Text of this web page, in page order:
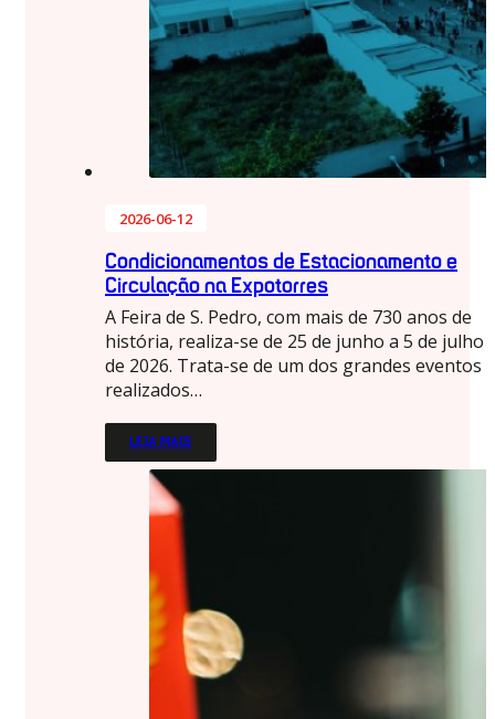
2026-06-12
Condicionamentos de Estacionamento e
Circulação na Expotorres
A Feira de S. Pedro, com mais de 730 anos de
história, realiza-se de 25 de junho a 5 de julho
de 2026. Trata-se de um dos grandes eventos
realizados…
LEIA MAIS